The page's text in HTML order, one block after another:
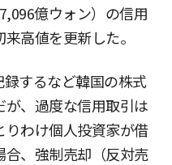
億ウォン）の信用
高値を更新した。
するなど韓国の株式
、過度な信用取引は
りわけ個人投資家が借
、強制売却（反対売